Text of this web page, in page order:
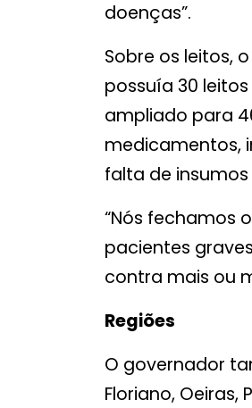
doenças”.
Sobre os leitos,
possuía 30
ampliado para
medicamentos,
falta de
“Nós fechamos
pacientes
contra mais ou
Regiões
O governador
Floriano, Oeiras,